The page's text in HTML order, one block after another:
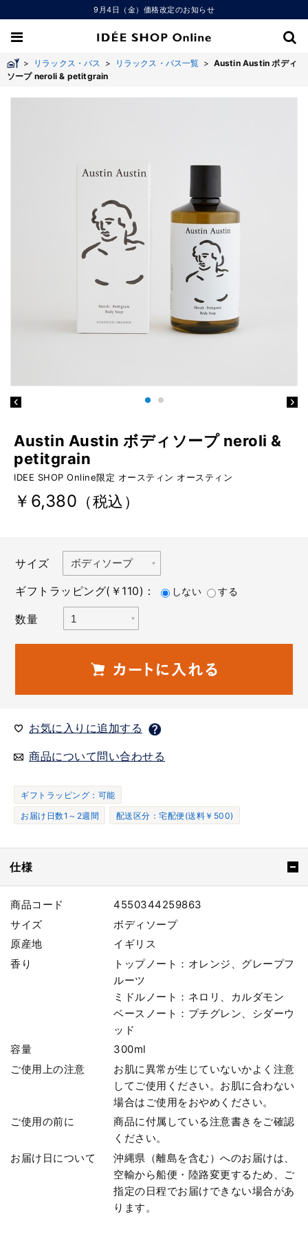
9月4日（金）価格改定のお知らせ
> リラックス・バス > リラックス・バス一覧 > Austin Austin ボディ
ソープ neroli & petitgrain
Austin Austin ボディソープ neroli &
petitgrain
IDEE SHOP Online限定 オースティン オースティン
￥6,380 （税込）
サイズ
ギフトラッピング(￥110)：
しない する
数量
お気に入りに追加する
商品について問い合わせる
ギフトラッピング：可能
お届け日数1～2週間
配送区分：宅配便(送料￥500)
仕様
商品コード
4550344259863
サイズ
ボディソープ
原産地
イギリス
香り
トップノート：オレンジ、グレープフ
ルーツ
ミドルノート：ネロリ、カルダモン
ベースノート：プチグレン、シダーウ
ッド
容量
300ml
ご使用上の注意
お肌に異常が生じていないかよく注意
してご使用ください。お肌に合わない
場合はご使用をおやめください。
ご使用の前に
商品に付属している注意書きをご確認
ください。
お届け日について
沖縄県（離島を含む）へのお届けは、
空輸から船便・陸路変更するため、ご
指定の日程でお届けできない場合があ
ります。